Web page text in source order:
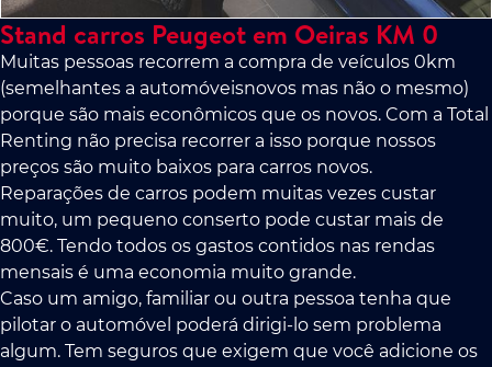
Stand carros Peugeot em Oeiras KM 0
Muitas pessoas recorrem a compra de veículos 0km
(semelhantes a automóveisnovos mas não o mesmo)
porque são mais econômicos que os novos. Com a Total
Renting não precisa recorrer a isso porque nossos
preços são muito baixos para carros novos.
Reparações de carros podem muitas vezes custar
muito, um pequeno conserto pode custar mais de
800€. Tendo todos os gastos contidos nas rendas
mensais é uma economia muito grande.
Caso um amigo, familiar ou outra pessoa tenha que
pilotar o automóvel poderá dirigi-lo sem problema
algum. Tem seguros que exigem que você adicione os